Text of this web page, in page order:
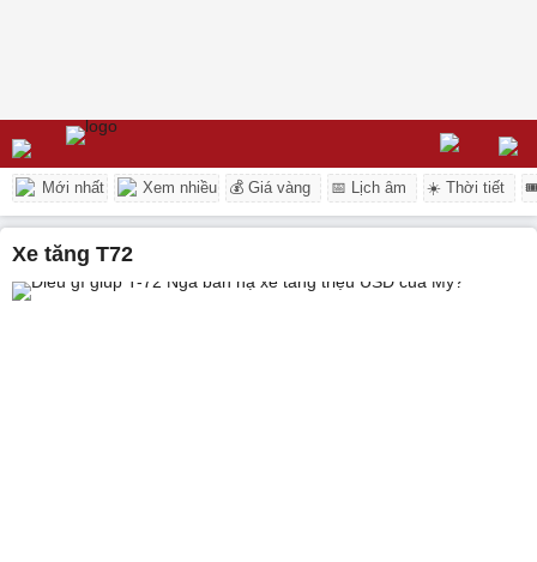
Mới nhất Xem nhiều 💰 Giá vàng 📅 Lịch âm ☀️ Thời tiết
xe tăng T72